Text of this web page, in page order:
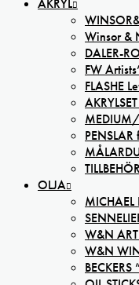
AKRYL
Winsor &
DALER-
FW
FLASHE
OLJA
W&N
W&N